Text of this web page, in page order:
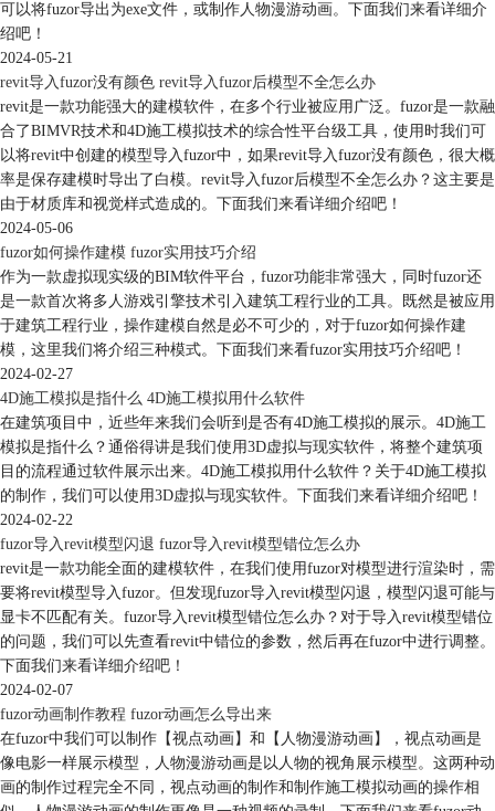
可以将fuzor导出为exe文件，或制作人物漫游动画。下面我们来看详细介
绍吧！
2024-05-21
revit导入fuzor没有颜色 revit导入fuzor后模型不全怎么办
revit是一款功能强大的建模软件，在多个行业被应用广泛。fuzor是一款融
合了BIMVR技术和4D施工模拟技术的综合性平台级工具，使用时我们可
以将revit中创建的模型导入fuzor中，如果revit导入fuzor没有颜色，很大概
率是保存建模时导出了白模。revit导入fuzor后模型不全怎么办？这主要是
由于材质库和视觉样式造成的。下面我们来看详细介绍吧！
2024-05-06
fuzor如何操作建模 fuzor实用技巧介绍
作为一款虚拟现实级的BIM软件平台，fuzor功能非常强大，同时fuzor还
是一款首次将多人游戏引擎技术引入建筑工程行业的工具。既然是被应用
于建筑工程行业，操作建模自然是必不可少的，对于fuzor如何操作建
模，这里我们将介绍三种模式。下面我们来看fuzor实用技巧介绍吧！
2024-02-27
4D施工模拟是指什么 4D施工模拟用什么软件
在建筑项目中，近些年来我们会听到是否有4D施工模拟的展示。4D施工
模拟是指什么？通俗得讲是我们使用3D虚拟与现实软件，将整个建筑项
目的流程通过软件展示出来。4D施工模拟用什么软件？关于4D施工模拟
的制作，我们可以使用3D虚拟与现实软件。下面我们来看详细介绍吧！
2024-02-22
fuzor导入revit模型闪退 fuzor导入revit模型错位怎么办
revit是一款功能全面的建模软件，在我们使用fuzor对模型进行渲染时，需
要将revit模型导入fuzor。但发现fuzor导入revit模型闪退，模型闪退可能与
显卡不匹配有关。fuzor导入revit模型错位怎么办？对于导入revit模型错位
的问题，我们可以先查看revit中错位的参数，然后再在fuzor中进行调整。
下面我们来看详细介绍吧！
2024-02-07
fuzor动画制作教程 fuzor动画怎么导出来
在fuzor中我们可以制作【视点动画】和【人物漫游动画】，视点动画是
像电影一样展示模型，人物漫游动画是以人物的视角展示模型。这两种动
画的制作过程完全不同，视点动画的制作和制作施工模拟动画的操作相